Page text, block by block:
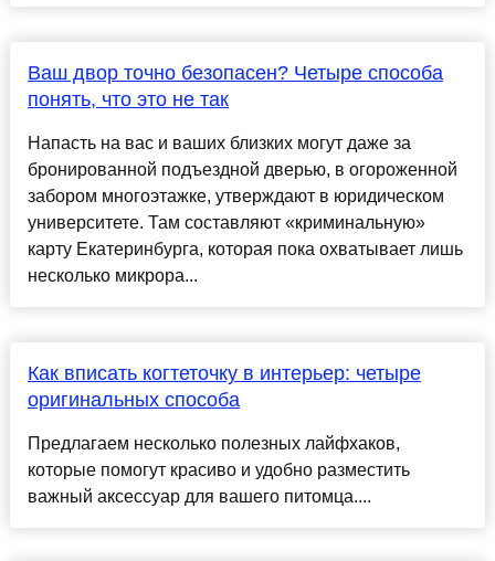
Ваш двор точно безопасен? Четыре способа
понять, что это не так
Напасть на вас и ваших близких могут даже за
бронированной подъездной дверью, в огороженной
забором многоэтажке, утверждают в юридическом
университете. Там составляют «криминальную»
карту Екатеринбурга, которая пока охватывает лишь
несколько микрора...
Как вписать когтеточку в интерьер: четыре
оригинальных способа
Предлагаем несколько полезных лайфхаков,
которые помогут красиво и удобно разместить
важный аксессуар для вашего питомца....